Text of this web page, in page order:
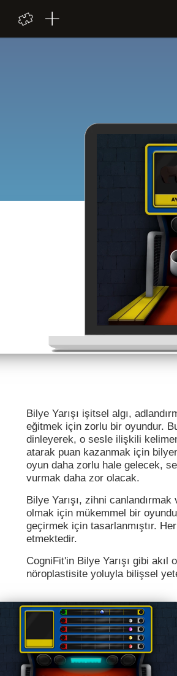
Bilye Yarışı işitsel algı,
eğitmek için zorlu bir oyundur.
dinleyerek, o sesle ilişkili
atarak puan kazanmak için
oyun daha zorlu hale gelecek,
vurmak daha zor olacak.
Bilye Yarışı, zihni
olmak için mükemmel bir
geçirmek için tasarlanmıştır.
etmektedir.
CogniFit'in Bilye Yarışı gibi
nöroplastisite yoluyla bilişsel